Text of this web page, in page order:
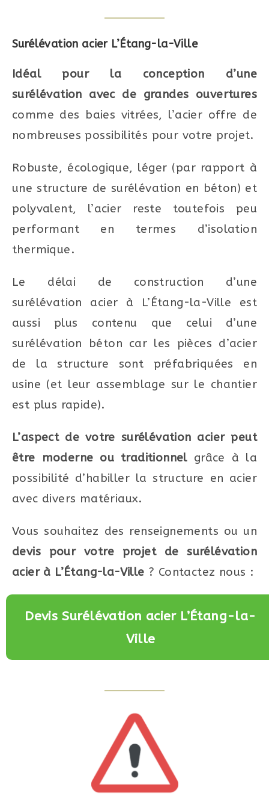
Surélévation acier L’Étang-la-Ville
Idéal pour la conception d’une
surélévation avec de grandes ouvertures
comme des baies vitrées, l’acier offre de
nombreuses possibilités pour votre projet.
Robuste, écologique, léger (par rapport à
une structure de surélévation en béton) et
polyvalent, l’acier reste toutefois peu
performant en termes d’isolation
thermique.
Le délai de construction d’une
surélévation acier à L’Étang-la-Ville est
aussi plus contenu que celui d’une
surélévation béton car les pièces d’acier
de la structure sont préfabriquées en
usine (et leur assemblage sur le chantier
est plus rapide).
L’aspect de votre surélévation acier peut
être moderne ou traditionnelgrâce à la
possibilité d’habiller la structure en acier
avec divers matériaux.
Vous souhaitez des renseignements ou un
devis pour votre projet de surélévation
acier à L’Étang-la-Ville ? Contactez nous :
Devis Surélévation acier L’Étang-la-
Ville